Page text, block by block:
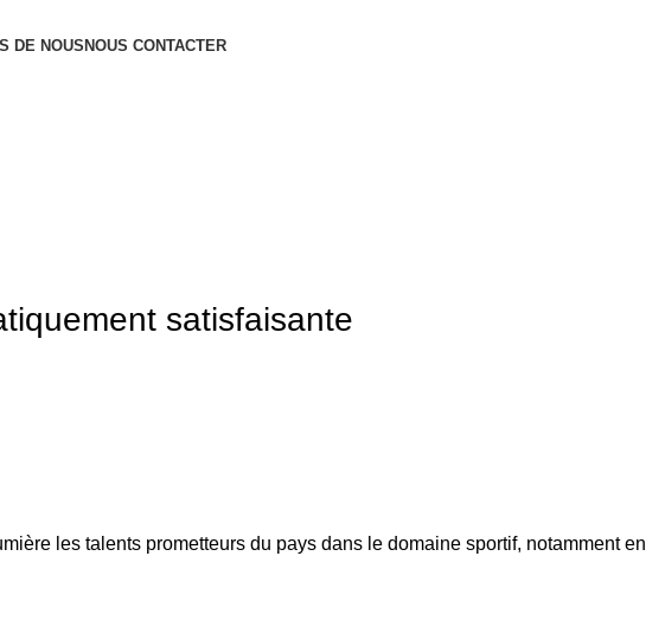
DE NOUS NOUS CONTACTER
satisfaisante
les talents prometteurs du pays dans le domaine sportif, notamment en